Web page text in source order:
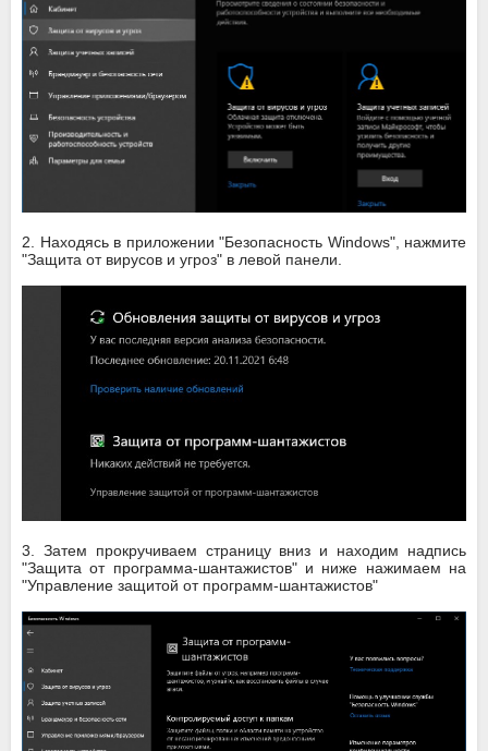
2. Находясь в приложении "Безопасность Windows", нажмите
"Защита от вирусов и угроз" в левой панели.
3. Затем прокручиваем страницу вниз и находим надпись
"Защита от программа-шантажистов" и ниже нажимаем на
"Управление защитой от программ-шантажистов"